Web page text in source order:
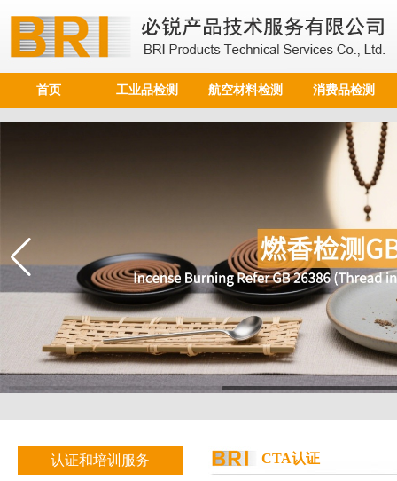
首页 工业品检测 航空材料检测 消费品检测
认证和培训服务 CTA认证